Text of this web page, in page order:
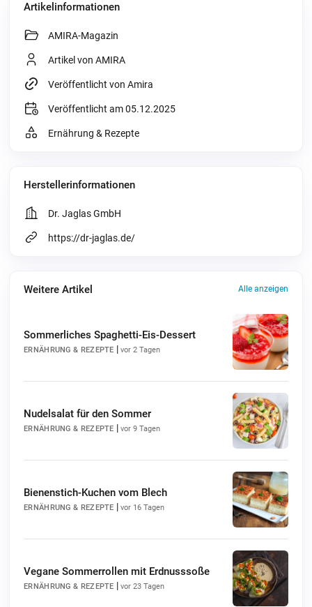
Artikelinformationen
AMIRA-Magazin
Artikel von AMIRA
Veröffentlicht von Amira
Veröffentlicht am 05.12.2025
Ernährung & Rezepte
Herstellerinformationen
Dr. Jaglas GmbH
https://dr-jaglas.de/
Weitere Artikel Alle anzeigen
Sommerliches Spaghetti-Eis-Dessert
ERNÄHRUNG & REZEPTE | vor 2 Tagen
Nudelsalat für den Sommer
ERNÄHRUNG & REZEPTE | vor 9 Tagen
Bienenstich-Kuchen vom Blech
ERNÄHRUNG & REZEPTE | vor 16 Tagen
Vegane Sommerrollen mit Erdnusssoße
ERNÄHRUNG & REZEPTE | vor 23 Tagen